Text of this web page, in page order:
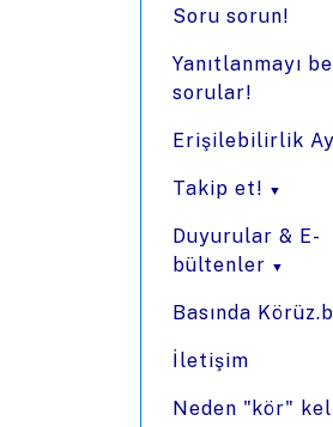
Soru sorun!
Yanıtlanmayı
sorular!
Erişilebilirlik
Takip et!
Duyurular & E-
bültenler
Basında
İletişim
Neden "kör"